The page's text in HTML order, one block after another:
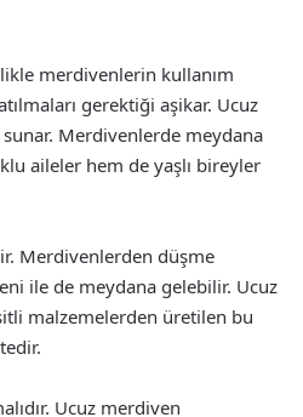
merdivenlerin kullanım
gerektiği aşikar. Ucuz
Merdivenlerde meydana
aileler hem de yaşlı bireyler
Merdivenlerden düşme
ile de meydana gelebilir. Ucuz
malzemelerden üretilen bu
Ucuz merdiven